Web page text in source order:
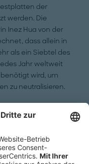
der
werden. Die
Inez Hua von der
dass allein in
als ein Siebtel des
Jahr weltweit
wird, um
zu neutralisieren.
könnte man etwa
im KI-
zu